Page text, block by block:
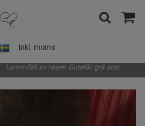
Inkl. moms
Lammfäll av rasen Gutefår grå stor